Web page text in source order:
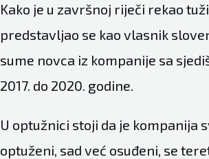
Kako je u završnoj riječi rekao
predstavljao se kao vlasnik
sume novca iz kompanije sa
2017. do 2020. godine.
U optužnici stoji da je kompanija
optuženi, sad već osuđeni, se